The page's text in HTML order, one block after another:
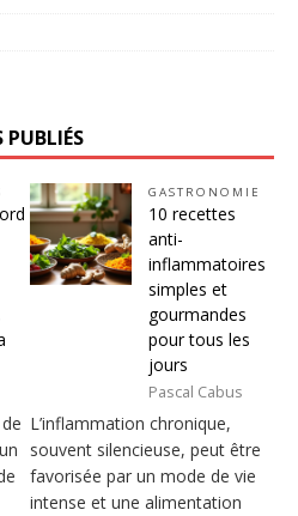
PUBLIÉS
GASTRONOMIE
10 recettes
anti-
inflammatoires
simples et
gourmandes
pour tous les
jours
Pascal Cabus
L’inflammation chronique,
souvent silencieuse, peut être
favorisée par un mode de vie
intense et une alimentation